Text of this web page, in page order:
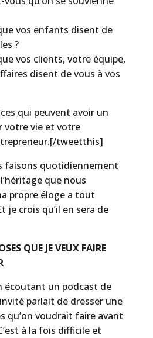
vos enfants disent de
?
vos clients, votre équipe,
disent de vous à vos
qui peuvent avoir un
votre vie et votre
tweetthis]
faisons quotidiennement
que nous
propre éloge a tout
je crois qu’il en sera de
QUE JE VEUX FAIRE
écoutant un podcast de
parlait de dresser une
qu’on voudrait faire avant
à la fois difficile et